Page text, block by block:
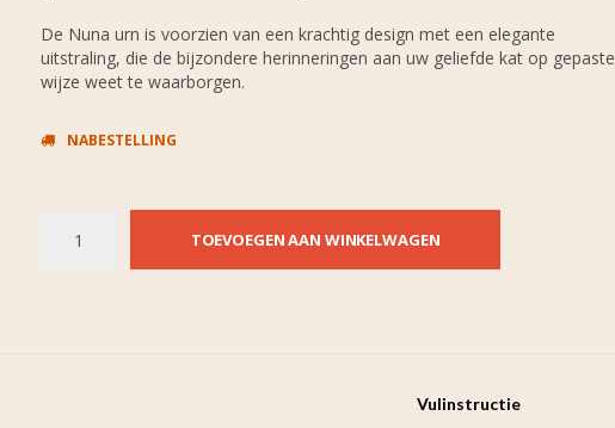
De Nuna urn is voorzien van een krachtig design met een elegante
uitstraling, die de bijzondere herinneringen aan uw geliefde kat op gepaste
wijze weet te waarborgen.
NABESTELLING
TOEVOEGEN AAN WINKELWAGEN
Vulinstructie